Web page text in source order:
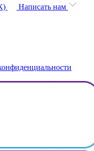
Написать нам